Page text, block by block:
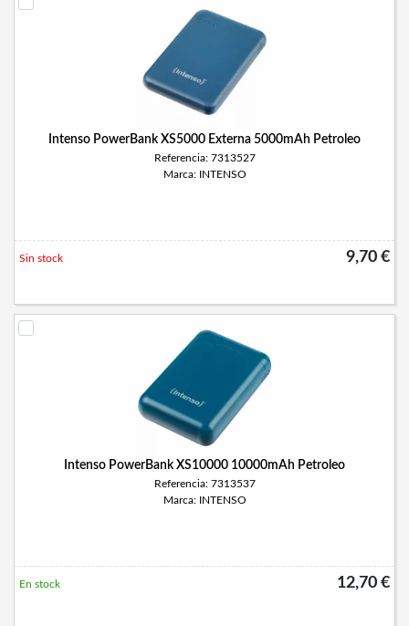
Intenso PowerBank XS5000 Externa 5000mAh Petroleo
Referencia: 7313527
Marca: INTENSO
9,70 €
Sin stock
Intenso PowerBank XS10000 10000mAh Petroleo
Referencia: 7313537
Marca: INTENSO
12,70 €
En stock